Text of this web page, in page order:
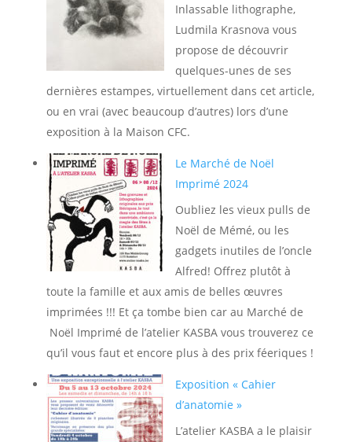
Inlassable lithographe,
Ludmila Krasnova vous
propose de découvrir
quelques-unes de ses
dernières estampes, virtuellement dans cet article,
ou en vrai (avec beaucoup d’autres) lors d’une
exposition à la Maison CFC.
Le Marché de Noël
Imprimé 2024
Oubliez les vieux pulls de
Noël de Mémé, ou les
gadgets inutiles de l’oncle
Alfred! Offrez plutôt à
toute la famille et aux amis de belles œuvres
imprimées !!! Et ça tombe bien car au Marché de
Noël Imprimé de l’atelier KASBA vous trouverez ce
qu’il vous faut et encore plus à des prix féeriques !
Exposition « Cahier
d’anatomie »
L’atelier KASBA a le plaisir